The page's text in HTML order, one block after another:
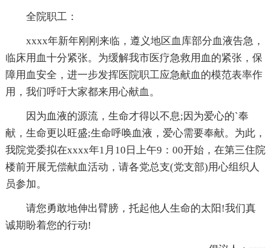
全院职工：
xxxx年新年刚刚来临，遵义地区血库部分血液告急，
临床用血十分紧张。为缓解我市医疗急救用血的紧张，保
障用血安全，进一步发挥医院职工应急献血的模范表率作
用，我们呼吁大家都来用心献血。
因为血液的源流，生命才得以不息;因为爱心的`奉
献，生命更以旺盛;生命呼唤血液，爱心需要奉献。为此，
我院党委拟在xxxx年1月10日上午9：00开始，在第三住院
楼前开展无偿献血活动，请各党总支(党支部)用心组织人
员参加。
请您勇敢地伸出臂膀，托起他人生命的太阳!我们真
诚期盼着您的行动!